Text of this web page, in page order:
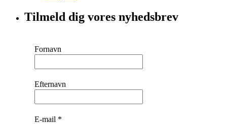
Tilmeld dig vores nyhedsbrev
Fornavn
Efternavn
E-mail *